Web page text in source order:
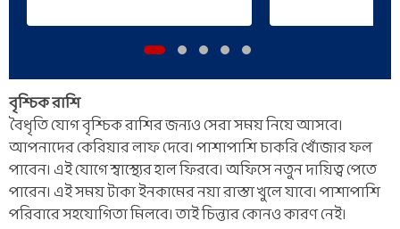
বৃশ্চিক রাশি
বৈধৃতি যোগ বৃশ্চিক রাশির জন্যও সেরা সময় নিয়ে আসবে।
আপনাদের কেরিয়ার লাফ দেবে। পাশাপাশি চাকরি খোঁজার ফল
পাবেন। এই যোগে স্বাস্থ্যের হাল ফিরবে। অফিসে নতুন দায়িত্ব পেতে
পারেন। এই সময় টাকা ইনকামের নয়া রাস্তা খুলে যাবে। পাশাপাশি
পরিবারে সহযোগিতা মিলবে। তাই চিন্তার কোনও কারণ নেই।